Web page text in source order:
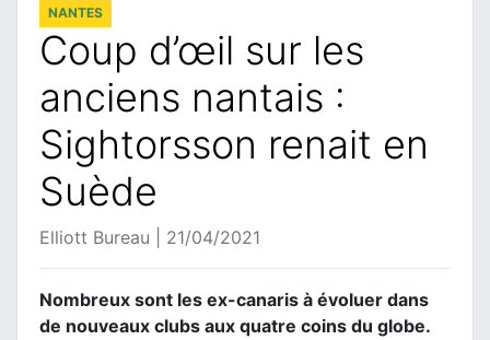
NANTES
Coup d’œil sur les
anciens nantais :
Sightorsson renait en
Suède
Elliott Bureau | 21/04/2021
Nombreux sont les ex-canaris à évoluer dans
de nouveaux clubs aux quatre coins du globe.